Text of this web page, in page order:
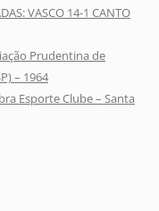
VASCO 14-1 CANTO
Prudentina de
– 1964
Esporte Clube – Santa